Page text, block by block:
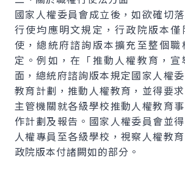
國家人權委員會成立後，如欲確切
行使均應明文規定，行政院版本
使，總統府諮詢版本擴充至整個職
定。例如，在「推動人權教育，
面，總統府諮詢版本規定國家人權
教育計劃，推動人權教育，並得要
主管機關就各級學校推動人權教育
作計劃及報告。國家人權委員會並
人權專員至各級學校，視察人權教
政院版本付諸闕如的部分。